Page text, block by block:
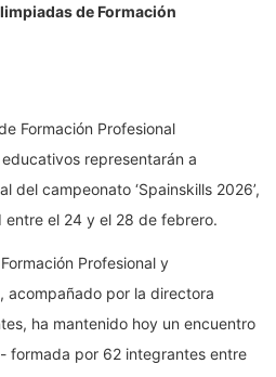
de Formación
Formación Profesional
representarán a
del campeonato ‘Spainskills 2026’,
el 24 y el 28 de febrero.
Profesional y
acompañado por la directora
ha mantenido hoy un encuentro
formada por 62 integrantes entre